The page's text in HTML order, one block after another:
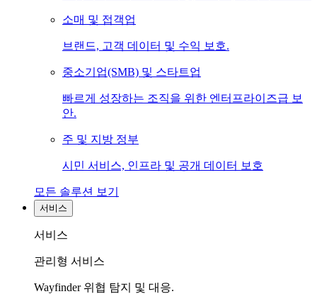
소매 및 접객업
브랜드, 고객 데이터 및 수익 보호.
중소기업(SMB) 및 스타트업
빠르게 성장하는 조직을 위한 엔터프라이즈급 보
안.
주 및 지방 정부
시민 서비스, 인프라 및 공개 데이터 보호
모든 솔루션 보기
서비스
서비스
관리형 서비스
Wayfinder 위협 탐지 및 대응.